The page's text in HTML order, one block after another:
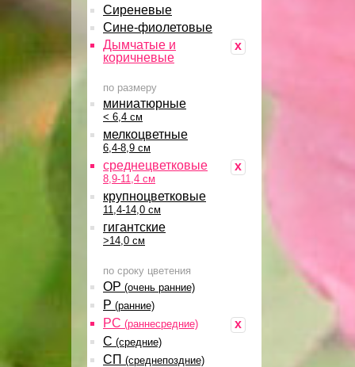
Сиреневые
Сине-фиолетовые
x
Дымчатые и
коричневые
по размеру
миниатюрные
< 6,4 см
мелкоцветные
6,4-8,9 см
x
среднецветковые
8,9-11,4 см
крупноцветковые
11,4-14,0 см
гигантские
>14,0 см
по сроку цветения
ОР (очень ранние)
Р (ранние)
x
РС (раннесредние)
С (средние)
СП (среднепоздние)